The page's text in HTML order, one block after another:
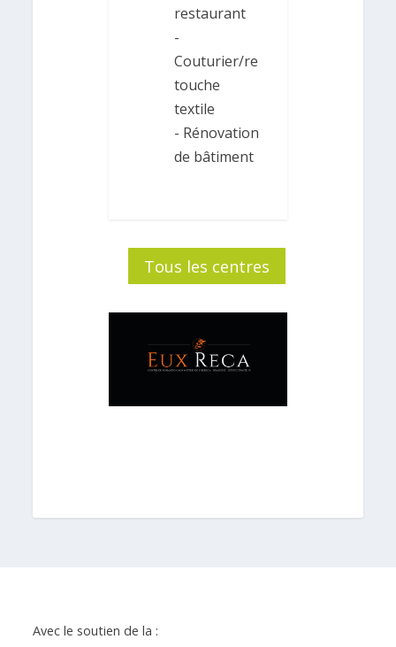
restaurant
-
Couturier/re
touche
textile
- Rénovation
de bâtiment
Tous les centres
Avec le soutien de la :